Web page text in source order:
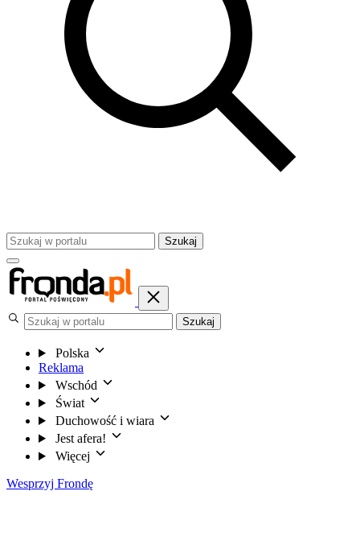
Szukaj
Szukaj
Polska
Reklama
Wschód
Świat
Duchowość i wiara
Jest afera!
Więcej
Wesprzyj Frondę